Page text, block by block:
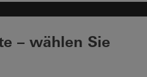
– wählen Sie